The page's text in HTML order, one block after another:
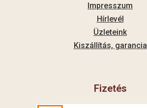
Impresszum
Hírlevél
Üzleteink
Kiszállítás, garancia
Fizetés